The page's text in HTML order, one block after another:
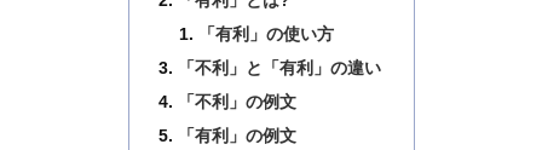
「有利」の使い方
「不利」と「有利」の違い
「不利」の例文
「有利」の例文